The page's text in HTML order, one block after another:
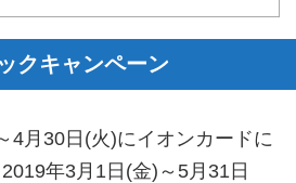
クキャンペーン
4月30日(火)にイオンカードに
年3月1日(金)～5月31日